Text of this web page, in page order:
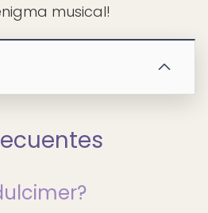
musical!